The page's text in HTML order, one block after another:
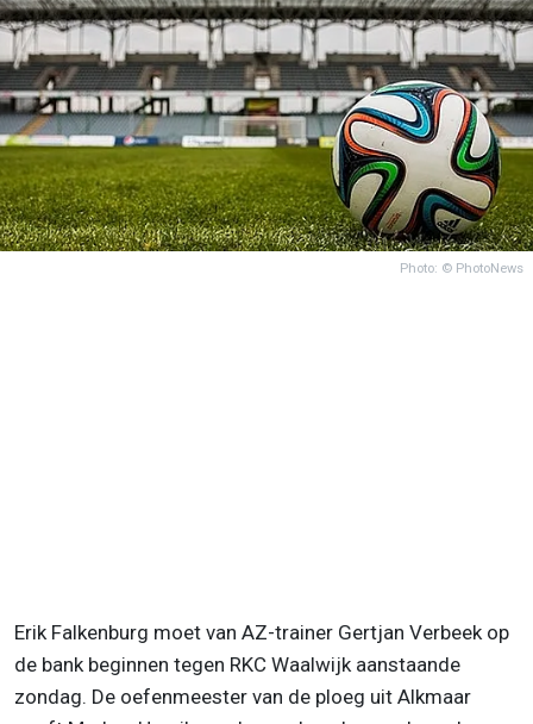
Photo: © PhotoNews
Erik Falkenburg moet van AZ-trainer Gertjan Verbeek op
de bank beginnen tegen RKC Waalwijk aanstaande
zondag. De oefenmeester van de ploeg uit Alkmaar